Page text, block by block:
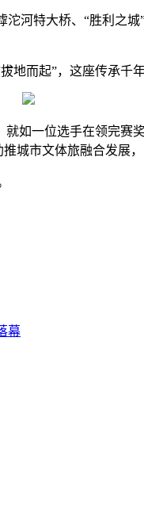
特大桥、“胜利之
而起”，这座传承千
如一位选手在领完
城市文体旅融合发展
幕